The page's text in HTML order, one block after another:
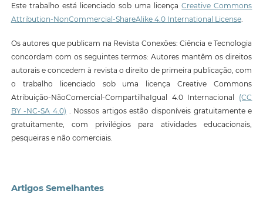
Este trabalho está licenciado sob uma licençaCreative Commons
Attribution-NonCommercial-ShareAlike 4.0 International License.
Os autores que publicam na Revista Conexões: Ciência e Tecnologia
concordam com os seguintes termos: Autores mantêm os direitos
autorais e concedem à revista o direito de primeira publicação, com
o trabalho licenciado sob uma licença Creative Commons
Atribuição-NãoComercial-CompartilhaIgual 4.0 Internacional (CC
BY -NC-SA 4.0) . Nossos artigos estão disponíveis gratuitamente e
gratuitamente, com privilégios para atividades educacionais,
pesqueiras e não comerciais.
Artigos Semelhantes